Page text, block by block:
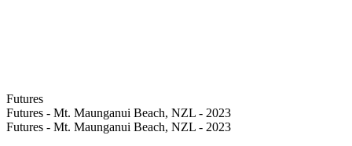
Futures
Futures - Mt. Maunganui Beach, NZL - 2023
Futures - Mt. Maunganui Beach, NZL - 2023